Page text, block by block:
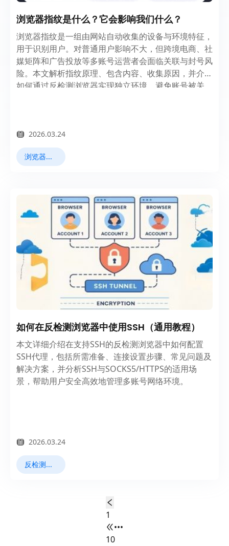
浏览器指纹是什么？它会影响我们什么？
浏览器指纹是一组由网站自动收集的设备与环境特征，
用于识别用户。对普通用户影响不大，但跨境电商、社
媒矩阵和广告投放等多账号运营者会面临关联与封号风
险。本文解析指纹原理、包含内容、收集原因，并介绍
如何通过反检测浏览器实现独立环境，避免账号被关
2026.03.24
浏览器指纹
如何在反检测浏览器中使用SSH（通用教程）
本文详细介绍在支持SSH的反检测浏览器中如何配置
SSH代理，包括所需准备、连接设置步骤、常见问题及
解决方案，并分析SSH与SOCKS5/HTTPS的适用场
景，帮助用户安全高效地管理多账号网络环境。
2026.03.24
反检测浏览器
1
•••
10